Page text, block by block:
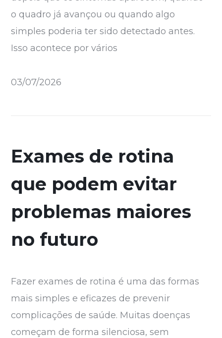
o quadro já avançou ou quando algo
simples poderia ter sido detectado antes.
Isso acontece por vários
03/07/2026
Exames de rotina
que podem evitar
problemas maiores
no futuro
Fazer exames de rotina é uma das formas
mais simples e eficazes de prevenir
complicações de saúde. Muitas doenças
começam de forma silenciosa, sem